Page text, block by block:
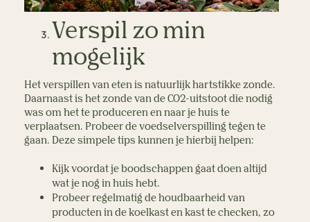
Verspil zo min
mogelijk
Het verspillen van eten is natuurlijk hartstikke zonde.
Daarnaast is het zonde van de CO2-uitstoot die nodig
was om het te produceren en naar je huis te
verplaatsen. Probeer de voedselverspilling tegen te
gaan. Deze simpele tips kunnen je hierbij helpen:
Kijk voordat je boodschappen gaat doen altijd
wat je nog in huis hebt.
Probeer regelmatig de houdbaarheid van
producten in de koelkast en kast te checken, zo